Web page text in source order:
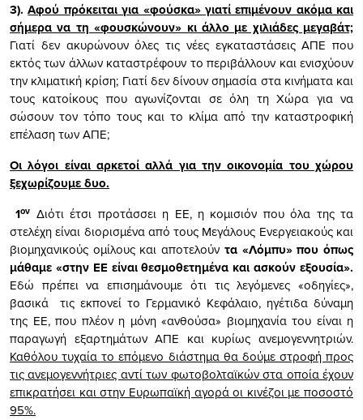
3).Αφού πρόκειται για «φούσκα» γιατί επιμένουν ακόμα και
σήμερα να τη «φουσκώνουν» κι άλλο με χιλιάδες μεγαβάτ;
Γιατί δεν ακυρώνουν όλες τις νέες εγκαταστάσεις ΑΠΕ που
εκτός των άλλων καταστρέφουν το περιβάλλουν και ενισχύουν
την κλιματική κρίση; Γιατί δεν δίνουν σημασία στα κινήματα και
τους κατοίκους που αγωνίζονται σε όλη τη Χώρα για να
σώσουν τον τόπο τους και το κλίμα από την καταστροφική
επέλαση των ΑΠΕ;
Οι λόγοι είναι αρκετοί αλλά για την οικονομία του χώρου
ξεχωρίζουμε δυο.
1ον Διότι έτσι προτάσσει η ΕΕ, η κομισιόν που όλα της τα
στελέχη είναι διορισμένα από τους Μεγάλους Ενεργειακούς και
βιομηχανικούς ομίλους και αποτελούν τα «Λόμπυ» που όπως
μάθαμε «στην ΕΕ είναι θεσμοθετημένα και ασκούν εξουσία».
Εδώ πρέπει να επισημάνουμε ότι τις λεγόμενες «οδηγίες»,
βασικά τις εκπονεί το Γερμανικό Κεφάλαιο, ηγέτιδα δύναμη
της ΕΕ, που πλέον η μόνη «ανθούσα» βιομηχανία του είναι η
παραγωγή εξαρτημάτων ΑΠΕ και κυρίως ανεμογεννητριών.
Καθόλου τυχαία το επόμενο διάστημα θα δούμε στροφή προς
τις ανεμογεννήτριες αντί των φωτοβολταϊκών στα οποία έχουν
επικρατήσει και στην Ευρωπαϊκή αγορά οι κινέζοι με ποσοστό
95%.